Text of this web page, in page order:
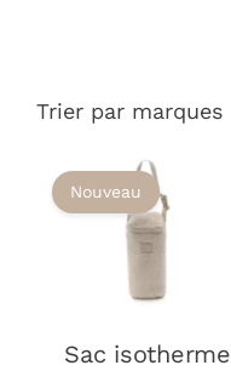
Trier par marques
AJOUTER AU
PANIER
Nouveau
Sac isotherme